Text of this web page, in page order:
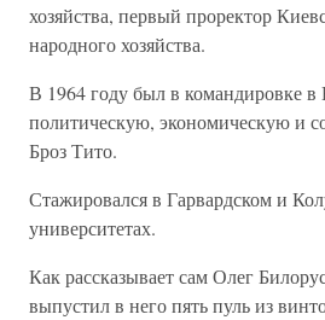
хозяйства, первый проректор
народного хозяйства.
В 1964 году был в командировке в
политическую, экономическую и
Броз Тито.
Стажировался в Гарвардском и
университетах.
Как рассказывает сам Олег
выпустил в него пять пуль из